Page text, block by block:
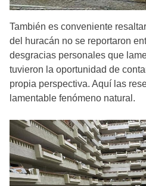
También es conveniente
del huracán no se reportaron
desgracias personales que
tuvieron la oportunidad de
propia perspectiva. Aquí las
lamentable fenómeno natural.